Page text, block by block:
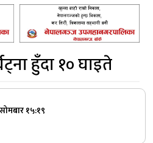
हुँदा १० घाइते
१५:१९